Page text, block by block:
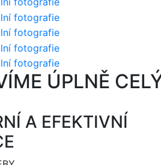
ÚPLNĚ
A EFEKTIVNÍ